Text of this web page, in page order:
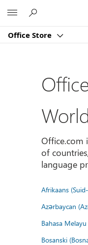
Office Store
Office.com
of
language
Afrikaans
Azərbaycan
Bahasa
Bosanski